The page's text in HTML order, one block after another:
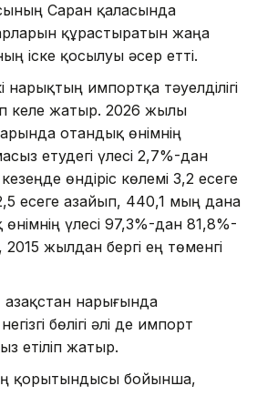
Саран қаласында
құрастыратын жаңа
іске қосылуы әсер етті.
нарықтың импортқа тәуелділігі
келе жатыр. 2026 жылы
отандық өнімнің
етудегі үлесі 2,7%-дан
өндіріс көлемі 3,2 есеге
есеге азайып, 440,1 мың дана
үлесі 97,3%-дан 81,8%-
жылдан бергі ең төменгі
нарығында
бөлігі әлі де импорт
етіліп жатыр.
қорытындысы бойынша,